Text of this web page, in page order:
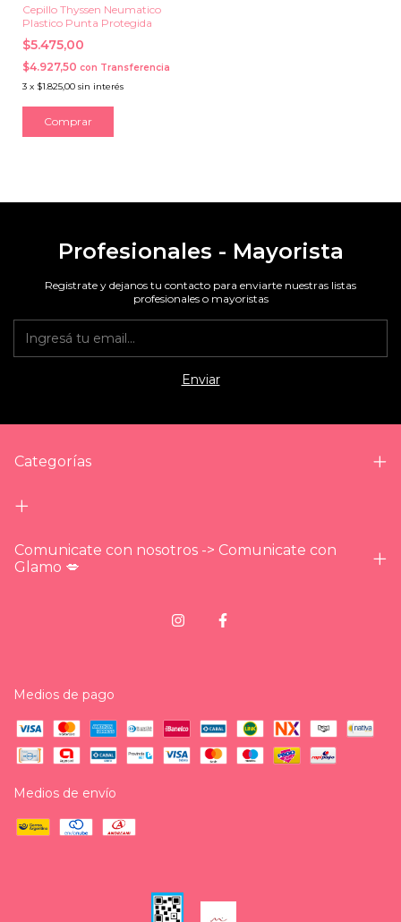
Cepillo Thyssen Neumatico
Plastico Punta Protegida
$5.475,00
$4.927,50 con Transferencia
3 x $1.825,00 sin interés
Comprar
Profesionales - Mayorista
Registrate y dejanos tu contacto para enviarte nuestras listas
profesionales o mayoristas
Categorías
Comunicate con nosotros -> Comunicate con
Glamo 💋
Medios de pago
Medios de envío